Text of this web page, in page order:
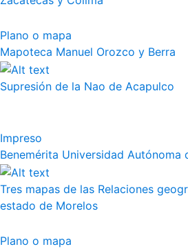
Plano o mapa
Mapoteca Manuel Orozco y Berra
Supresión de la Nao de Acapulco
Impreso
Benemérita Universidad Autónoma
Tres mapas de las Relaciones
estado de Morelos
Plano o mapa